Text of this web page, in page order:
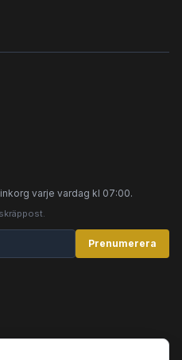
varje vardag kl 07:00.
Prenumerera